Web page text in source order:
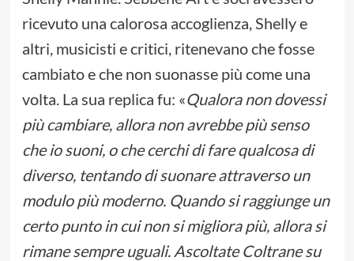
ricevuto una calorosa accoglienza, Shelly e
altri, musicisti e critici, ritenevano che fosse
cambiato e che non suonasse più come una
volta. La sua replica fu: «Qualora non dovessi
più cambiare, allora non avrebbe più senso
che io suoni, o che cerchi di fare qualcosa di
diverso, tentando di suonare attraverso un
modulo più moderno. Quando si raggiunge un
certo punto in cui non si migliora più, allora si
rimane sempre uguali. Ascoltate Coltrane su